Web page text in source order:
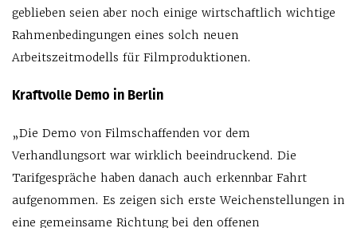
geblieben seien aber noch einige wirtschaftlich wichtige
Rahmenbedingungen eines solch neuen
Arbeitszeitmodells für Filmproduktionen.
Kraftvolle Demo in Berlin
„Die Demo von Filmschaffenden vor dem
Verhandlungsort war wirklich beeindruckend. Die
Tarifgespräche haben danach auch erkennbar Fahrt
aufgenommen. Es zeigen sich erste Weichenstellungen in
eine gemeinsame Richtung bei den offenen